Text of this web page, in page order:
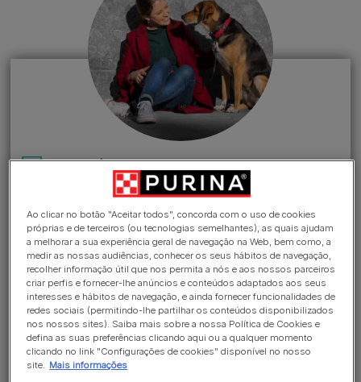
COMO É PRODUZIDO
Ir para secção >
As suas perguntas importam:
Comida caseira ou ração
Dar alimentação processada de
alta qualidade ao seu animal de
companhia é a forma mais fácil e
segura de garantir as suas
Ao clicar no botão "Aceitar todos", concorda com o uso de cookies
próprias e de terceiros (ou tecnologias semelhantes), as quais ajudam
a melhorar a sua experiência geral de navegação na Web, bem como, a
medir as nossas audiências, conhecer os seus hábitos de navegação,
recolher informação útil que nos permita a nós e aos nossos parceiros
criar perfis e fornecer-lhe anúncios e conteúdos adaptados aos seus
interesses e hábitos de navegação, e ainda fornecer funcionalidades de
redes sociais (permitindo-lhe partilhar os conteúdos disponibilizados
nos nossos sites). Saiba mais sobre a nossa Política de Cookies e
defina as suas preferências clicando aqui ou a qualquer momento
clicando no link "Configurações de cookies" disponível no nosso
site. Mais informações